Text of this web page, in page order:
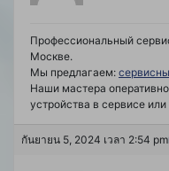
Профессиональный
Москве.
Мы предлагаем:
Наши мастера
устройства в сервисе
กันยายน 5, 2024 เวลา 2:54 pm